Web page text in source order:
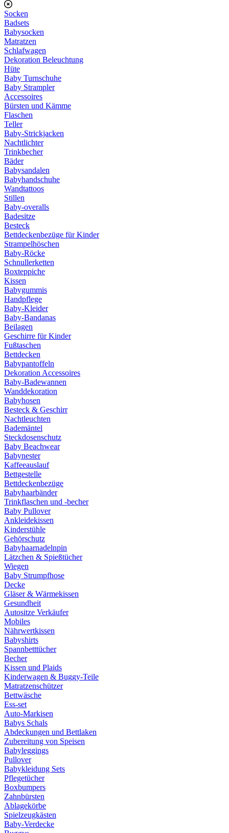
Socken
Badsets
Babysocken
Matratzen
Schlafwagen
Dekoration Beleuchtung
Hüte
Baby Turnschuhe
Baby Strampler
Accessoires
Bürsten und Kämme
Flaschen
Teller
Baby-Strickjacken
Nachtlichter
Trinkbecher
Bäder
Babysandalen
Babyhandschuhe
Wandtattoos
Stillen
Baby-overalls
Badesitze
Besteck
Bettdeckenbezüge für Kinder
Strampelhöschen
Baby-Röcke
Schnullerketten
Boxteppiche
Kissen
Babygummis
Handpflege
Baby-Kleider
Baby-Bandanas
Beilagen
Geschirre für Kinder
Fußtaschen
Bettdecken
Babypantoffeln
Dekoration Accessoires
Baby-Badewannen
Wanddekoration
Babyhosen
Besteck & Geschirr
Nachtleuchten
Bademäntel
Steckdosenschutz
Baby Beachwear
Babynester
Kaffeeauslauf
Bettgestelle
Bettdeckenbezüge
Babyhaarbänder
Trinkflaschen und -becher
Baby Pullover
Ankleidekissen
Kinderstühle
Gehörschutz
Babyhaarnadelnpin
Lätzchen & Spießtücher
Wiegen
Baby Strumpfhose
Decke
Gläser & Wärmekissen
Gesundheit
Autositze Verkäufer
Mobiles
Nährwertkissen
Babyshirts
Spannbetttücher
Becher
Kissen und Plaids
Kinderwagen & Buggy-Teile
Matratzenschützer
Bettwäsche
Ess-set
Auto-Markisen
Babys Schals
Abdeckungen und Bettlaken
Zubereitung von Speisen
Babyleggings
Pullover
Babykleidung Sets
Pflegetücher
Boxbumpers
Zahnbürsten
Ablagekörbe
Spielzeugkästen
Baby-Verdecke